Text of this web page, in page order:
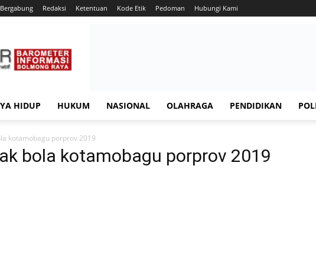
Redaksi Ketentuan Kode Etik Pedoman Hubungi Kami
HIDUP HUKUM NASIONAL OLAHRAGA PENDIDIKAN
kotamobagu porprov 2019
bola kotamobagu porprov 2019